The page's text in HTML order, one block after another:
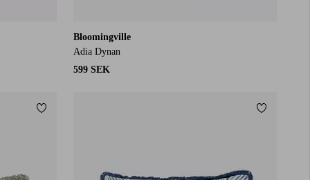
Bloomingville
Adia Dynan
599 SEK
Lägg till i favoriter Lägg till i